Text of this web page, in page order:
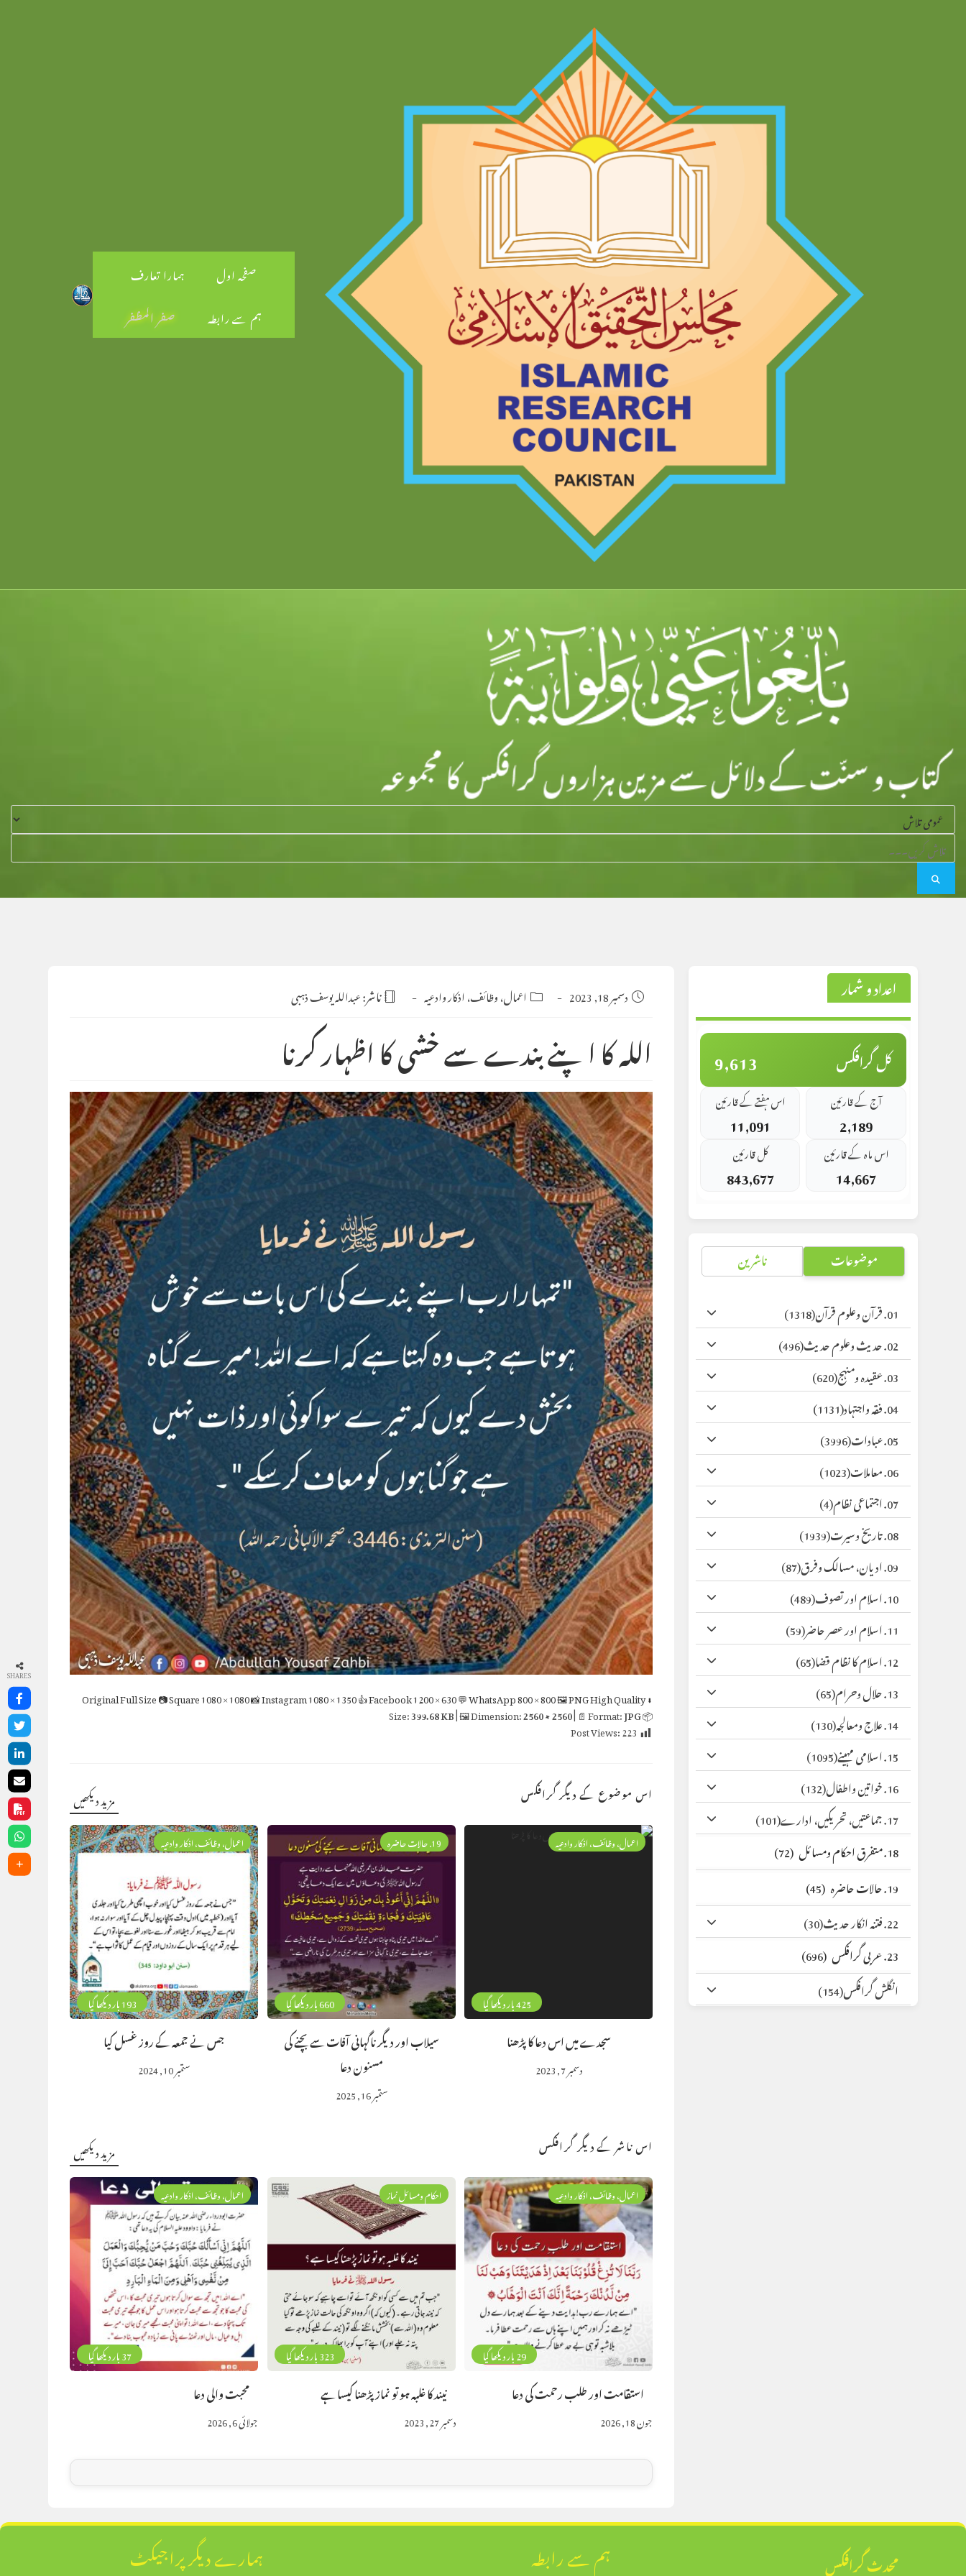
صفحہ اول
ہمارا تعارف
ہم سے رابطہ
صفر المظفر
Post
published:
دسمبر 18, 2023 Post
category:
اعمال، وظائف، اذکار وادعیہ ناشر:عبداللہ یوسف ذہبی
اللہ کا اپنے بندے سے خشی کا اظہار کرنا
⬇ Original
Full Size📷 Square1080 × 1080📸 Instagram1080 × 1350👍 Facebook1200 × 630💬 WhatsApp800 × 800🖼 PNGHigh Quality
📦 Size:
399.68 KB| 🖼 Dimension:2560 × 2560| 📄 Format:JPG
Post Views:223
اس موضوع کے دیگر گرافکس مزید دیکھیں
193 بار دیکھا گیا
اعمال، وظائف، اذکار وادعیہ
جس نے جمعہ کے روز غسل کیا
ستمبر 10, 2024
660 بار دیکھا گیا
19. حالات حاضرہ
سیلاب اور دیگر ناگہانی آفات سے بچنے کی
مسنون دعا
ستمبر 16, 2025
425 بار دیکھا گیا
اعمال، وظائف، اذکار وادعیہ
سجدے میں اس دعا کا پڑھنا
دسمبر 7, 2023
اس ناشر کے دیگر گرافکس مزید دیکھیں
37 بار دیکھا گیا
اعمال، وظائف، اذکار وادعیہ
محبت والی دعا
جولائی 6, 2026
323 بار دیکھا گیا
احکام ومسائل نماز
نیند کا غلبہ ہو تو نماز پڑھنا کیسا ہے
دسمبر 27, 2023
29 بار دیکھا گیا
اعمال، وظائف، اذکار وادعیہ
استقامت اور طلب رحمت کی دعا
جون 18, 2026
اعداد و شمار
کل گرافکس 9,613
آج کے قارئین
2,189
اس ہفتے کے قارئین
11,091
اس ماہ کے قارئین
14,667
کل قارئین
843,677
موضوعات ناشرین
01. قرآن وعلوم قرآن
(1318)
02. حدیث وعلوم حدیث
(496)
03. عقیدہ ومنہج
(620)
04. فقہ واجتہاد
(1131)
05. عبادات
(3996)
06. معاملات
(1023)
07. اجتماعی نظام
(4)
08. تاریخ وسیرت
(1939)
09. ادیان، مسالک وفرق
(87)
10. اسلام اور تصوف
(489)
11. اسلام اور عصر حاضر
(59)
12. اسلام کا نظام قضا
(65)
13. حلال وحرام
(65)
14. علاج ومعالجہ
(130)
15. اسلامی مہینے
(1095)
16. خواتین واطفال
(132)
17. جماعتیں، تحریکیں، ادارے
(101)
18. متفرق احکام ومسائل
(72)
19. حالات حاضرہ
(45)
22. فتنہ انکار حدیث
(30)
23. عربی گرافکس
(696)
انگلش گرافکس(154)
ہمارے دیگر پراجیکٹ ہم سے رابطہ محدث گرافکس
SHARES